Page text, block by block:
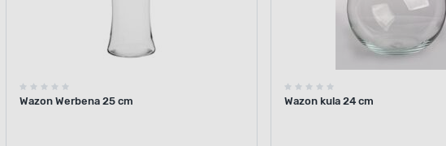
Wazon Werbena 25 cm Wazon kula 24 cm